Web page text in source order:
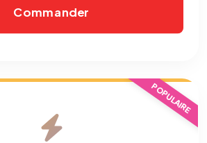
Commander
POPULAIRE